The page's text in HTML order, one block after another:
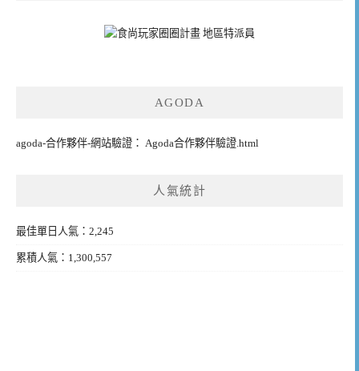
AGODA
agoda-合作夥伴-網站驗證： Agoda合作夥伴驗證.html
人氣統計
最佳單日人氣：2,245
累積人氣：1,300,557